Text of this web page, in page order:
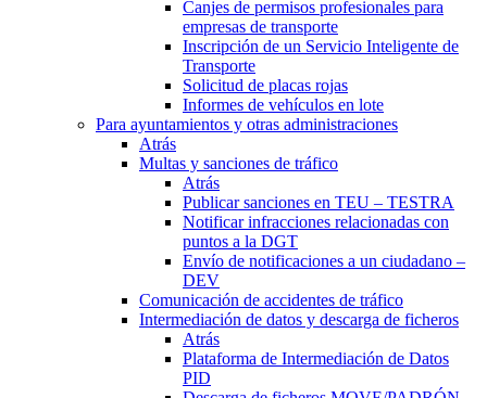
Canjes de permisos profesionales para
empresas de transporte
Inscripción de un Servicio Inteligente de
Transporte
Solicitud de placas rojas
Informes de vehículos en lote
Para ayuntamientos y otras administraciones
Atrás
Multas y sanciones de tráfico
Atrás
Publicar sanciones en TEU – TESTRA
Notificar infracciones relacionadas con
puntos a la DGT
Envío de notificaciones a un ciudadano –
DEV
Comunicación de accidentes de tráfico
Intermediación de datos y descarga de ficheros
Atrás
Plataforma de Intermediación de Datos
PID